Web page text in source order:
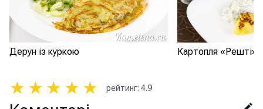
Дерун із куркою Картопля «Решті»
★ ★ ★ ★ ★ рейтинг: 4.9